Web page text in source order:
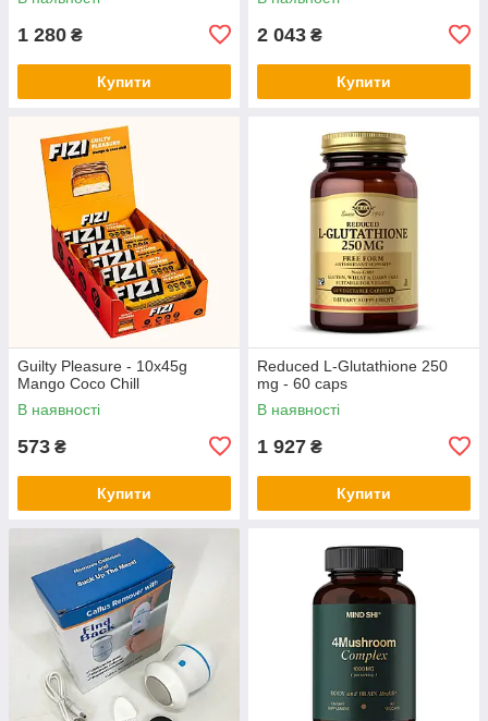
1 280 ₴
Купити
2 043 ₴
Купити
Guilty Pleasure - 10x45g
Mango Coco Chill
В наявності
573 ₴
Купити
Reduced L-Glutathione 250
mg - 60 caps
В наявності
1 927 ₴
Купити